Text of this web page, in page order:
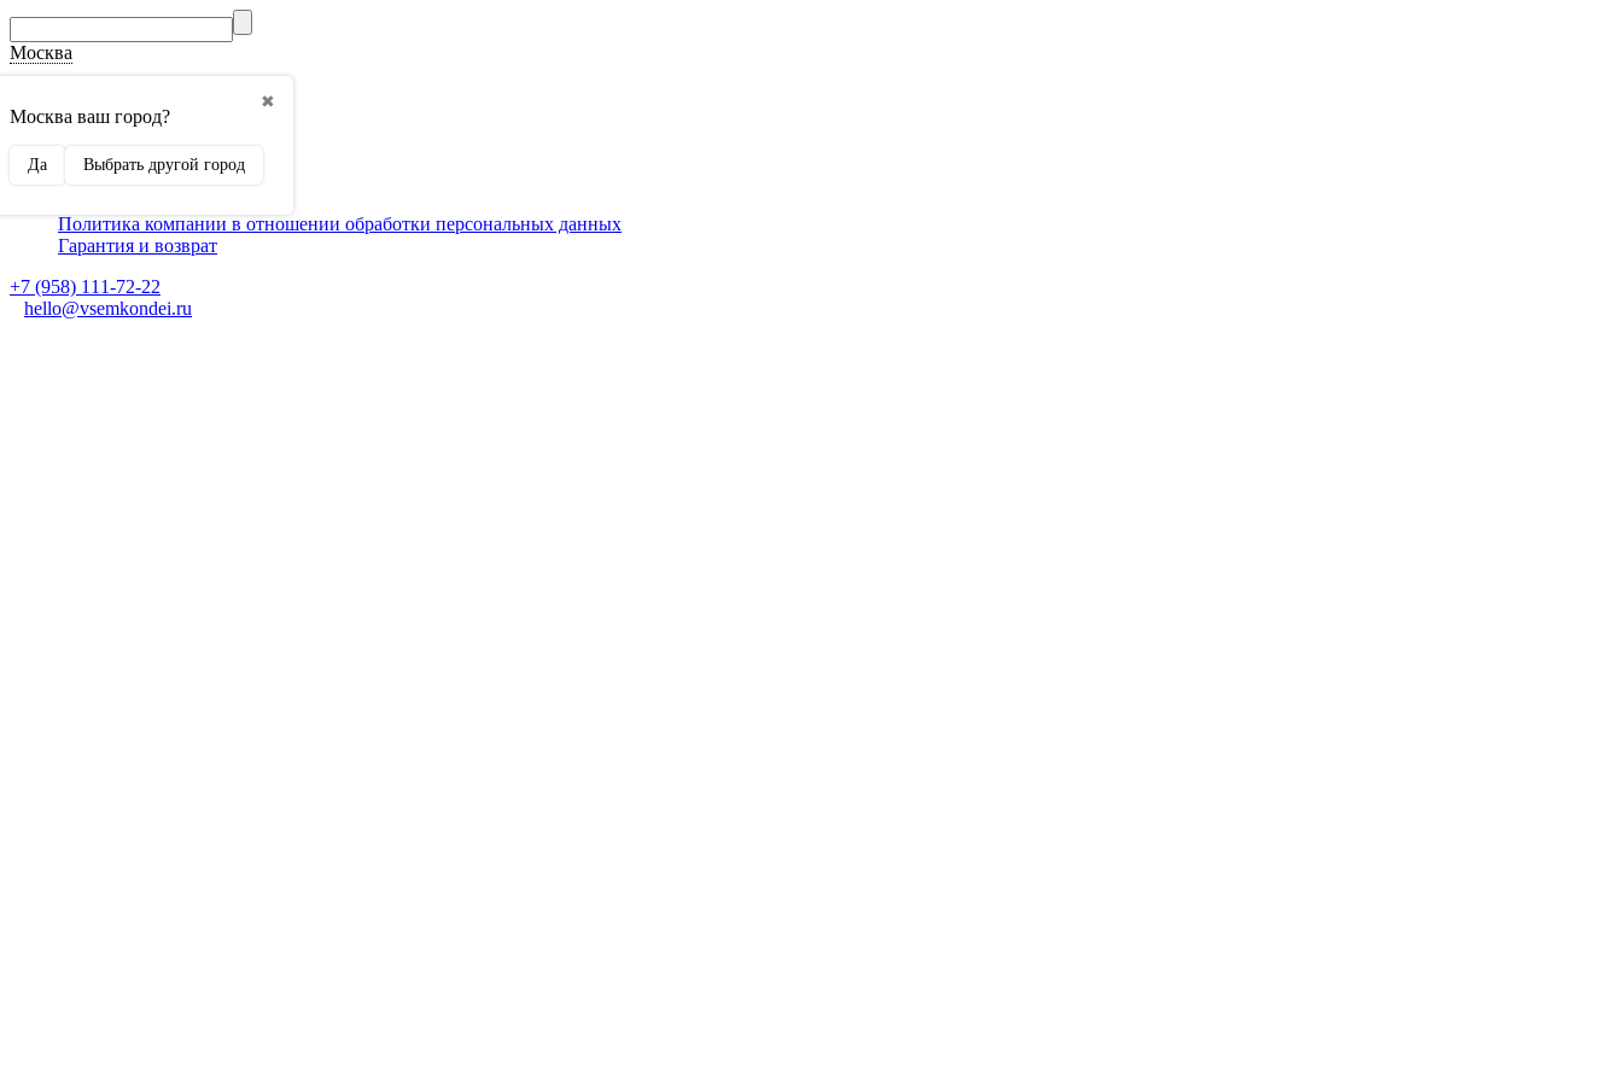
Москва
✖
Москва ваш город?
Да Выбрать другой город
Способы оплаты
Монтаж кондиционеров
Для партнеров
Политика компании в отношении обработки персональных данных
Гарантия и возврат
+7 (958) 111-72-22
hello@vsemkondei.ru